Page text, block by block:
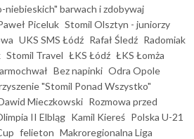
niebieskich" barwach i zdobywaj
Piceluk Stomil Olsztyn - juniorzy
UKS SMS Łódź Rafał Śledź Radomiak
Stomil Travel ŁKS Łódź ŁKS Łomża
Bez napinki Odra Opole
"Stomil Ponad Wszystko"
Mieczkowski Rozmowa przed
II Elbląg Kamil Kiereś Polska U-21
felieton Makroregionalna Liga